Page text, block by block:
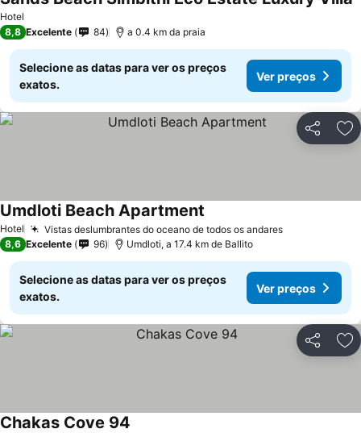
Hotel
8,8 Excelente 84 a 0.4 km da praia
Selecione as datas para ver os preços
exatos.
Ver preços
Partilhar
Hotel Vistas deslumbrantes do oceano de todos os andares
Umdloti Beach Apartment
8,6 Excelente 96 Umdloti, a 17.4 km de Ballito
Selecione as datas para ver os preços
exatos.
Ver preços
Partilhar
Chakas Cove 94